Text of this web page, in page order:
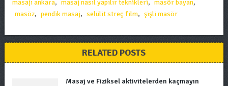
masajı ankara, masaj nasıl yapılır teknikleri, masör bayan,
masöz, pendik masaj, selülit streç film, şişli masör
RELATED POSTS
Masaj ve Fiziksel aktivitelerden kaçmayın